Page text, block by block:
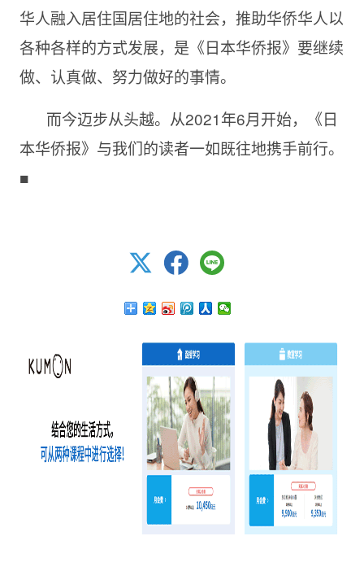
华人融入居住国居住地的社会，推助华侨华人以
各种各样的方式发展，是《日本华侨报》要继续
做、认真做、努力做好的事情。
而今迈步从头越。从2021年6月开始，《日
本华侨报》与我们的读者一如既往地携手前行。
■